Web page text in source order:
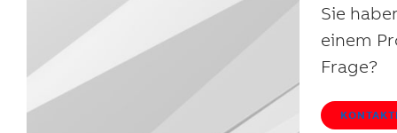
Sie
einem
Frage?